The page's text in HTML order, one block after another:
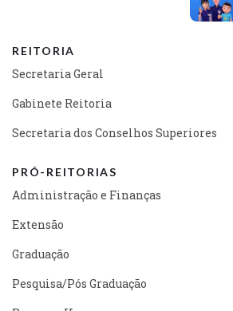
REITORIA
Secretaria Geral
Gabinete Reitoria
Secretaria dos Conselhos Superiores
PRÓ-REITORIAS
Administração e Finanças
Extensão
Graduação
Pesquisa/Pós Graduação